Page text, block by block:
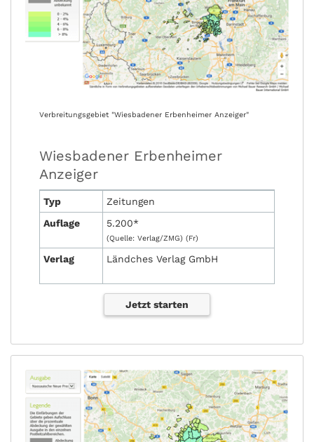
Verbreitungsgebiet "Wiesbadener Erbenheimer Anzeiger"
Wiesbadener Erbenheimer
Anzeiger
Typ
Zeitungen
Auflage
5.200*
(Quelle: Verlag/ZMG) (Fr)
Verlag Ländches Verlag GmbH
Jetzt starten